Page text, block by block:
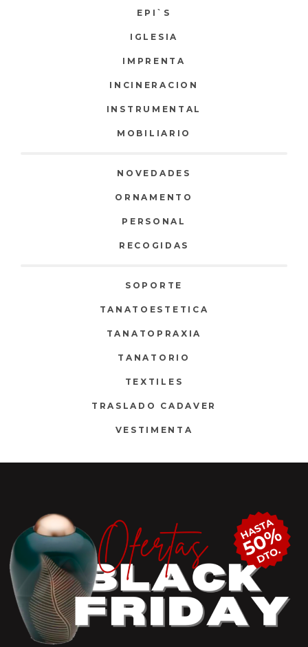
EPI`S
IGLESIA
IMPRENTA
INCINERACION
INSTRUMENTAL
MOBILIARIO
NOVEDADES
ORNAMENTO
PERSONAL
RECOGIDAS
SOPORTE
TANATOESTETICA
TANATOPRAXIA
TANATORIO
TEXTILES
TRASLADO CADAVER
VESTIMENTA